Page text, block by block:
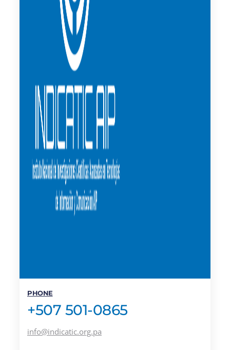
PHONE
+507 501-0865
info@indicatic.org.pa